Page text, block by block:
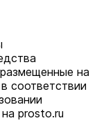
на
соответствии
prosto.ru